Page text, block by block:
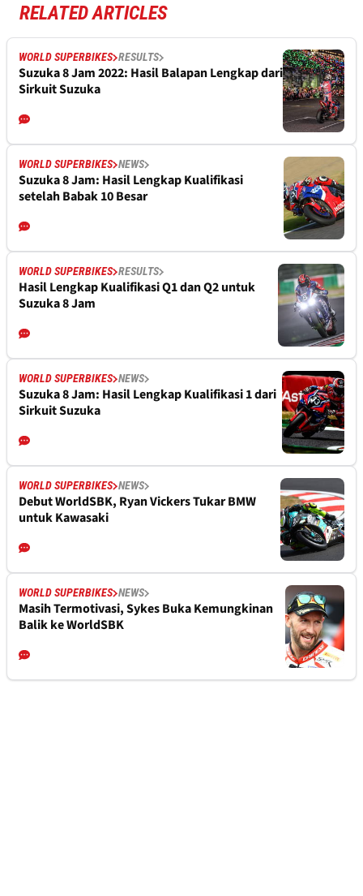
RELATED ARTICLES
WORLD SUPERBIKES RESULTS
Suzuka 8 Jam 2022: Hasil Balapan Lengkap dari
Sirkuit Suzuka
WORLD SUPERBIKES NEWS
Suzuka 8 Jam: Hasil Lengkap Kualifikasi
setelah Babak 10 Besar
WORLD SUPERBIKES RESULTS
Hasil Lengkap Kualifikasi Q1 dan Q2 untuk
Suzuka 8 Jam
WORLD SUPERBIKES NEWS
Suzuka 8 Jam: Hasil Lengkap Kualifikasi 1 dari
Sirkuit Suzuka
WORLD SUPERBIKES NEWS
Debut WorldSBK, Ryan Vickers Tukar BMW
untuk Kawasaki
WORLD SUPERBIKES NEWS
Masih Termotivasi, Sykes Buka Kemungkinan
Balik ke WorldSBK